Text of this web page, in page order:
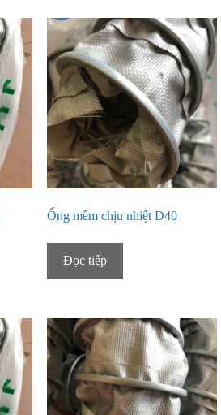
Ống mềm chịu nhiệt D40
Đọc tiếp